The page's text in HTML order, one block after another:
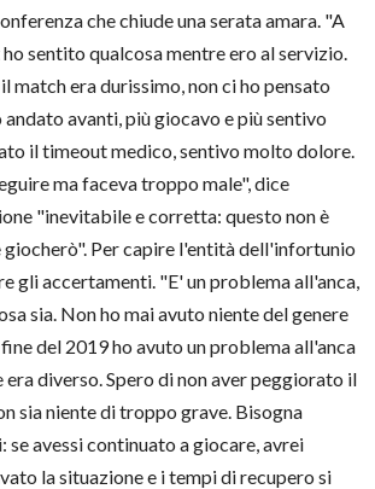
che chiude una serata amara. "A
sentito qualcosa mentre ero al servizio.
match era durissimo, non ci ho pensato
avanti, più giocavo e più sentivo
il timeout medico, sentivo molto dolore.
ma faceva troppo male", dice
"inevitabile e corretta: questo non è
Per capire l'entità dell'infortunio
gli accertamenti. "E' un problema all'anca,
sia. Non ho mai avuto niente del genere
del 2019 ho avuto un problema all'anca
diverso. Spero di non aver peggiorato il
sia niente di troppo grave. Bisogna
se avessi continuato a giocare, avrei
la situazione e i tempi di recupero si